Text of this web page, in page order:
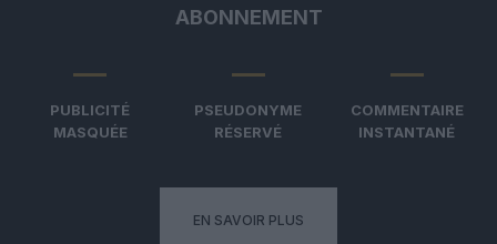
ABONNEMENT
PUBLICITÉ
MASQUÉE
PSEUDONYME
RÉSERVÉ
COMMENTAIRE
INSTANTANÉ
EN SAVOIR PLUS